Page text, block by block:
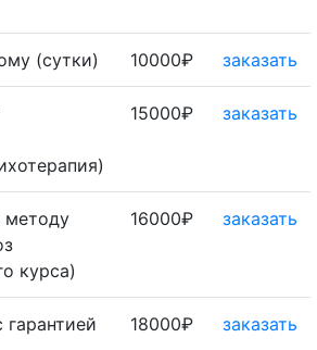
(сутки) 10000₽ заказать
15000₽ заказать
методу
курса)
16000₽ заказать
18000₽ заказать